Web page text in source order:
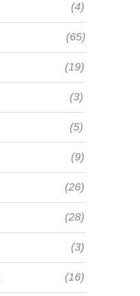
(4)
(65)
(19)
(3)
(5)
(9)
(26)
(28)
(3)
(16)